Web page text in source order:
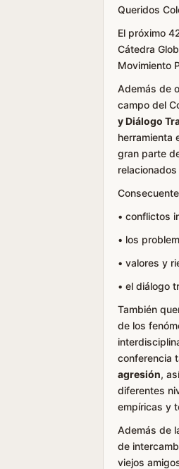
Queridos
El próximo
Cátedra
Movimiento
Además de
campo del
y Diálogo
herramienta
gran parte
• conflictos
• los
• valores y
• el diálogo
También
de los
conferencia
agresión,
diferentes
empíricas y
Además de
de
viejos